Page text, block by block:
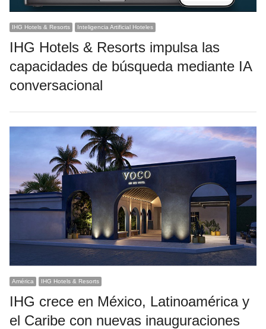
IHG Hotels & Resorts Inteligencia Artificial Hoteles
IHG Hotels & Resorts impulsa las
capacidades de búsqueda mediante IA
conversacional
América IHG Hotels & Resorts
IHG crece en México, Latinoamérica y
el Caribe con nuevas inauguraciones